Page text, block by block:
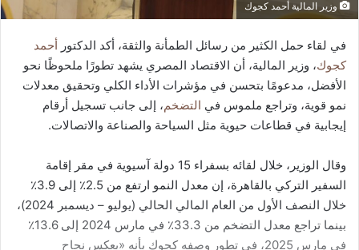
وزير المالية أحمد كجوك
في لقاء حمل الكثير من رسائل الطمأنة والثقة، أكد الدكتور أحمد
كجوك، وزير المالية، أن الاقتصاد المصري يشهد تطورًا ملحوظًا نحو
الأفضل، مدعومًا بتحسن في مؤشرات الأداء الكلي وتحقيق معدلات
نمو قوية، وتراجع ملموس في التضخم، إلى جانب تسجيل أرقام
إيجابية في قطاعات حيوية مثل السياحة والصناعة والاتصالات.
وقال الوزير، خلال لقائه بسفراء 15 دولة آسيوية في مقر إقامة
السفير التركي بالقاهرة، إن معدل النمو ارتفع من 2.5٪ إلى 3.9٪
خلال النصف الأول من العام المالي الحالي (يوليو – ديسمبر 2024)،
بينما تراجع معدل التضخم من 33.3٪ في مارس 2024 إلى 13.6٪
في مارس 2025، في تطور وصفه كجوك بأنه «يعكس نجاح